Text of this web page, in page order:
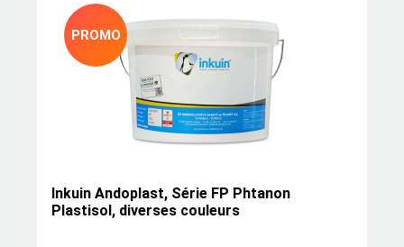
PROMO
Inkuin Andoplast, Série FP Phtanon
Plastisol, diverses couleurs